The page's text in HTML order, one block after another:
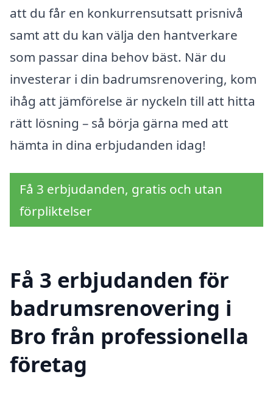
att du får en konkurrensutsatt prisnivå
samt att du kan välja den hantverkare
som passar dina behov bäst. När du
investerar i din badrumsrenovering, kom
ihåg att jämförelse är nyckeln till att hitta
rätt lösning – så börja gärna med att
hämta in dina erbjudanden idag!
Få 3 erbjudanden, gratis och utan
förpliktelser
Få 3 erbjudanden för
badrumsrenovering i
Bro från professionella
företag